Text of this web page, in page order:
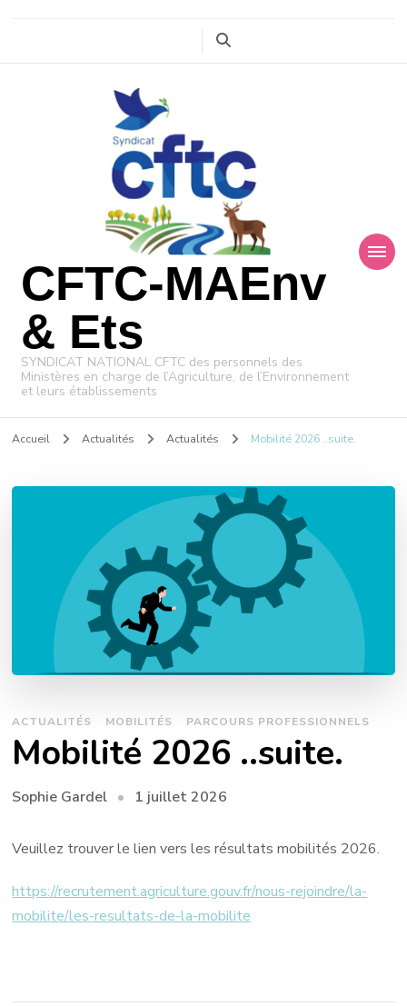
CFTC-MAEnv
& Ets
SYNDICAT NATIONAL CFTC des personnels des
Ministères en charge de l’Agriculture, de l’Environnement
et leurs établissements
Accueil Actualités Actualités Mobilité 2026 ..suite.
ACTUALITÉS MOBILITÉS PARCOURS PROFESSIONNELS
Mobilité 2026 ..suite.
Sophie Gardel 1 juillet 2026
Veuillez trouver le lien vers les résultats mobilités 2026.
https://recrutement.agriculture.gouv.fr/nous-rejoindre/la-
mobilite/les-resultats-de-la-mobilite